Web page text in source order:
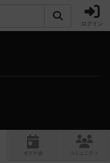
ログイン
ボ ドゲ コミュニティ